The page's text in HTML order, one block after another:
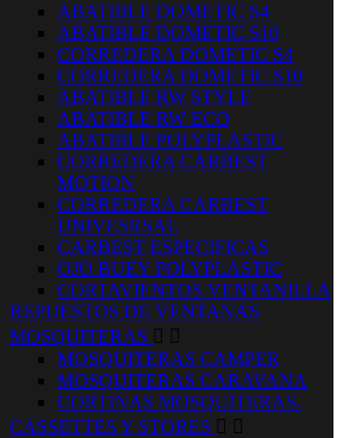
ABATIBLE DOMETIC S4
ABATIBLE DOMETIC S10
CORREDERA DOMETIC S4
CORREDERA DOMETIC S10
ABATIBLE RW STYLE
ABATIBLE RW ECO
ABATIBLE POLYPLASTIC
CORREDERA CARBEST
MOTION
CORREDERA CARBEST
UNIVESRSAL
CARBEST ESPECIFICAS
OJO BUEY POLYPLASTIC
CORTAVIENTOS VENTANILLA
REPUESTOS DE VENTANAS
MOSQUITERAS  
MOSQUITERAS CAMPER
MOSQUITERAS CARAVANA
CORTINAS MOSQUITERAS.
CASSETTES Y STORES  